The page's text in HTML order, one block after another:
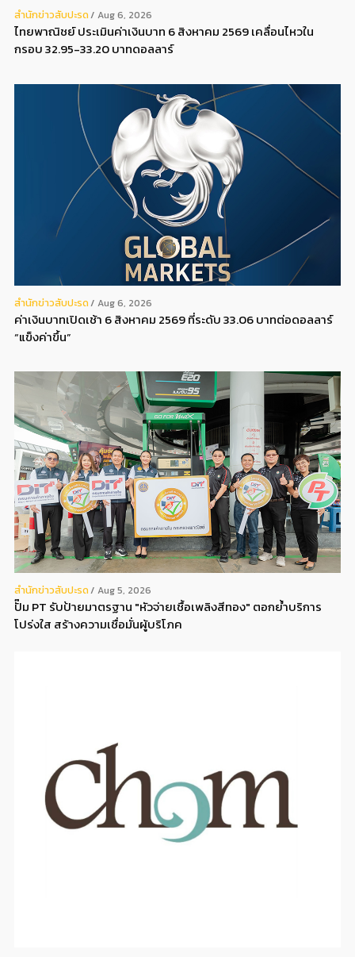
สํานักข่าวสับปะรด Aug 6, 2026
ไทยพาณิชย์ ประเมินค่าเงินบาท 6 สิงหาคม 2569 เคลื่อนไหวใน
กรอบ 32.95-33.20 บาทดอลลาร์
สํานักข่าวสับปะรด Aug 6, 2026
ค่าเงินบาทเปิดเช้า 6 สิงหาคม 2569 ที่ระดับ 33.06 บาทต่อดอลลาร์
“แข็งค่าขึ้น”
สํานักข่าวสับปะรด Aug 5, 2026
ปั๊ม PT รับป้ายมาตรฐาน "หัวจ่ายเชื้อเพลิงสีทอง" ตอกย้ำบริการ
โปร่งใส สร้างความเชื่อมั่นผู้บริโภค